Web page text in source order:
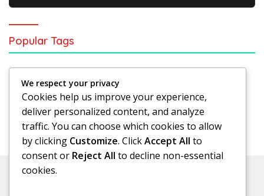
Popular Tags
Analisis Pertandingan Manchester United
Sepak Bola Indonesia
We respect your privacy
Cookies help us improve your experience,
deliver personalized content, and analyze
traffic. You can choose which cookies to allow
by clicking Customize. ClickAccept All to
consent or Reject All to decline non-essential
cookies.